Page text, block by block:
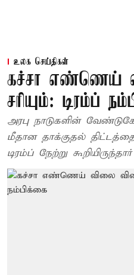
உலக செய்திகள்
கச்சா எண்ணெய்
சரியும்: டிரம்ப்
அரபு நாடுகளின்
மீதான தாக்குதல்
டிரம்ப் நேற்று கூறியிருந்தார்